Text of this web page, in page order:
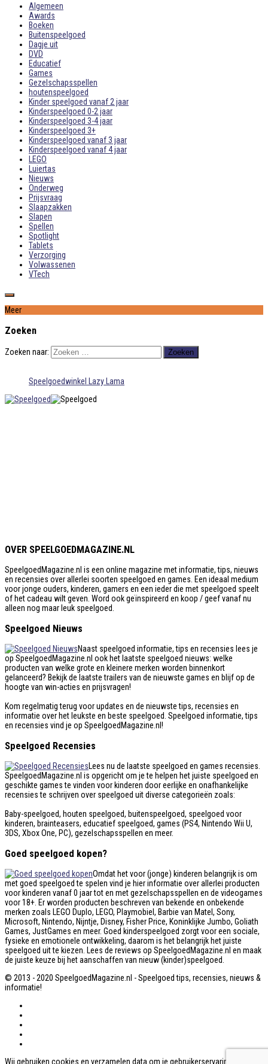
Algemeen
Awards
Boeken
Buitenspeelgoed
Dagje uit
DVD
Educatief
Games
Gezelschapsspellen
houtenspeelgoed
Kinder speelgoed vanaf 2 jaar
Kinderspeelgoed 0-2 jaar
Kinderspeelgoed 3-4 jaar
Kinderspeelgoed 3+
Kinderspeelgoed vanaf 3 jaar
Kinderspeelgoed vanaf 4 jaar
LEGO
Luiertas
Nieuws
Onderweg
Prijsvraag
Slaapzakken
Slapen
Spellen
Spotlight
Tablets
Verzorging
Volwassenen
VTech
Meer
Zoeken
Zoeken naar:
Speelgoedwinkel Lazy Lama
OVER SPEELGOEDMAGAZINE.NL
SpeelgoedMagazine.nl is een online magazine met informatie, tips, nieuws
en recensies over allerlei soorten speelgoed en games. Een ideaal medium
voor jonge ouders, kinderen, gamers en een ieder die met speelgoed speelt
of het cadeau wilt geven. Word ook geïnspireerd en koop / geef vanaf nu
alleen nog maar leuk speelgoed.
Speelgoed Nieuws
Naast speelgoed informatie, tips en recensies lees je
op SpeelgoedMagazine.nl ook het laatste speelgoed nieuws: welke
producten van welke grote en kleinere merken worden binnenkort
gelanceerd? Bekijk de laatste trailers van de nieuwste games en blijf op de
hoogte van win-acties en prijsvragen!
Kom regelmatig terug voor updates en de nieuwste tips, recensies en
informatie over het leukste en beste speelgoed. Speelgoed informatie, tips
en recensies vind je op SpeelgoedMagazine.nl!
Speelgoed Recensies
Lees nu de laatste speelgoed en games recensies.
SpeelgoedMagazine.nl is opgericht om je te helpen het juiste speelgoed en
geschikte games te vinden voor kinderen door eerlijke en onafhankelijke
recensies te schrijven over speelgoed uit diverse categorieën zoals:
Baby-speelgoed, houten speelgoed, buitenspeelgoed, speelgoed voor
kinderen, brainteasers, educatief speelgoed, games (PS4, Nintendo Wii U,
3DS, Xbox One, PC), gezelschapsspellen en meer.
Goed speelgoed kopen?
Omdat het voor (jonge) kinderen belangrijk is om
met goed speelgoed te spelen vind je hier informatie over allerlei producten
voor kinderen vanaf 0 jaar tot en met gezelschapsspellen en de videogames
voor 18+. Er worden producten beschreven van bekende en onbekende
merken zoals LEGO Duplo, LEGO, Playmobiel, Barbie van Matel, Sony,
Microsoft, Nintendo, Nijntje, Disney, Fisher Price, Koninklijke Jumbo, Goliath
Games, JustGames en meer. Goed kinderspeelgoed zorgt voor een sociale,
fysieke en emotionele ontwikkeling, daarom is het belangrijk het juiste
speelgoed uit te kiezen. Lees de reviews op SpeelgoedMagazine.nl en maak
de juiste keuze bij het aanschaffen van nieuw (kinder)speelgoed.
© 2013 - 2020 SpeelgoedMagazine.nl - Speelgoed tips, recensies, nieuws &
informatie!
Wij gebruiken cookies en verzamelen data om je gebruikerservaring op deze